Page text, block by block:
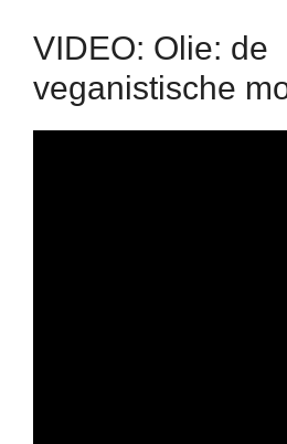
VIDEO: Olie: de
veganistische